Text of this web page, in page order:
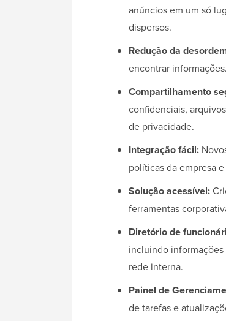
anúncios em um só
dispersos.
Redução da
encontrar informações.
Compartilhamento
confidenciais,
de privacidade.
Integração fácil:
políticas da empresa
Solução acessível:
ferramentas
Diretório de
incluindo
rede interna.
Painel de
de tarefas e